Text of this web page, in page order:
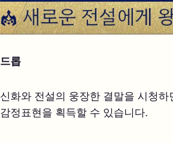
드롭
신화와 전설의 웅장한 결말을 시청
감정표현을 획득할 수 있습니다.